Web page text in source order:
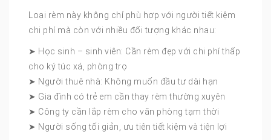
Loại rèm này không chỉ phù hợp với người tiết kiệm
chi phí mà còn với nhiều đối tượng khác nhau:
➤ Học sinh – sinh viên: Cần rèm đẹp với chi phí thấp
cho ký túc xá, phòng trọ
➤ Người thuê nhà: Không muốn đầu tư dài hạn
➤ Gia đình có trẻ em cần thay rèm thường xuyên
➤ Công ty cần lắp rèm cho văn phòng tạm thời
➤ Người sống tối giản, ưu tiên tiết kiệm và tiện lợi